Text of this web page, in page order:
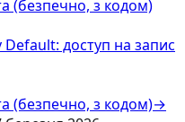
(безпечно, з кодом)
доступ на запис
(безпечно, з кодом)→